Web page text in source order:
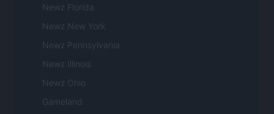
Newz Florida
Newz New York
Newz Pennsylvania
Newz Illinois
Newz Ohio
Gameland